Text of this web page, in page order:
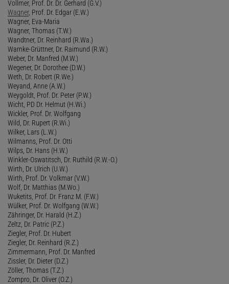
Vollmer, Prof. Dr. Dr. Gerhard (G.V.)
Wagner, Prof. Dr. Edgar (E.W.)
Wagner, Eva-Maria
Wagner, Thomas (T.W.)
Wandtner, Dr. Reinhard (R.Wa.)
Warnke-Grüttner, Dr. Raimund (R.W.)
Weber, Dr. Manfred (M.W.)
Wegener, Dr. Dorothee (D.W.)
Weth, Dr. Robert (R.We.)
Weyand, Anne (A.W.)
Weygoldt, Prof. Dr. Peter (P.W.)
Wicht, PD Dr. Helmut (H.Wi.)
Wickler, Prof. Dr. Wolfgang
Wild, Dr. Rupert (R.Wi.)
Wilker, Lars (L.W.)
Wilmanns, Prof. Dr. Otti
Wilps, Dr. Hans (H.W.)
Winkler-Oswatitsch, Dr. Ruthild (R.W.-O.)
Wirth, Dr. Ulrich (U.W.)
Wirth, Prof. Dr. Volkmar (V.W.)
Wolf, Dr. Matthias (M.Wo.)
Wuketits, Prof. Dr. Franz M. (F.W.)
Wülker, Prof. Dr. Wolfgang (W.W.)
Zähringer, Dr. Harald (H.Z.)
Zeltz, Dr. Patric (P.Z.)
Ziegler, Prof. Dr. Hubert
Ziegler, Dr. Reinhard (R.Z.)
Zimmermann, Prof. Dr. Manfred
Zissler, Dr. Dieter (D.Z.)
Zöller, Thomas (T.Z.)
Zompro, Dr. Oliver (O.Z.)